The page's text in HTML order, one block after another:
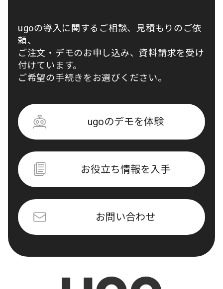
ugoの導入に関するご相談、見積もりのご依
頼、
ご注文・デモのお申し込み、資料請求を受け
付けています。
ご希望の手続きをお選びください。
ugoのデモを体験
お役立ち情報を入手
お問い合わせ